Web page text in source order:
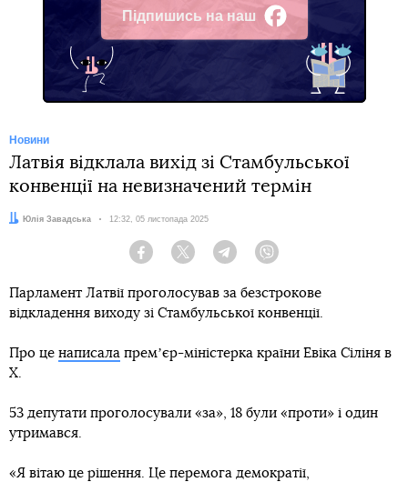
Підпишись на наш
Facebook
Новини
Латвія відклала вихід зі Стамбульської
конвенції на невизначений термін
Автор:Юлія Завадська Дата:
12:32, 05 листопада 2025
Facebook Twitter Telegram
Парламент Латвії проголосував за безстрокове
відкладення виходу зі Стамбульської конвенції.
Про це написала премʼєр-міністерка країни Евіка Сіліня в
X.
53 депутати проголосували «за», 18 були «проти» і один
утримався.
«Я вітаю це рішення. Це перемога демократії,